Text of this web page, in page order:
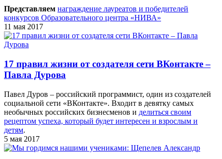
Представляем награждение лауреатов и победителей
конкурсов Образовательного центра «НИВА»
11 мая 2017
17 правил жизни от создателя сети ВКонтакте –
Павла Дурова
Павел Дуров – российский программист, один из создателей
социальной сети «ВКонтакте». Входит в девятку самых
необычных российских бизнесменов и делиться своим
рецептом успеха, который будет интересен и взрослым и
детям.
5 мая 2017